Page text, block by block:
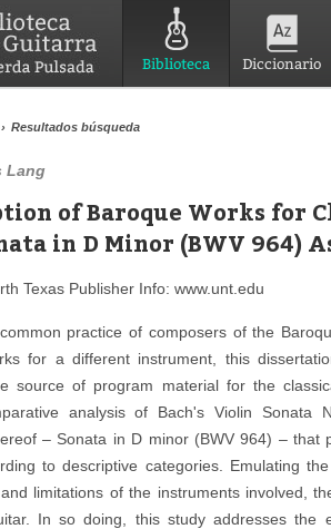
Biblioteca Diccionario
› Resultados búsqueda
Lang
of Baroque Works for
in D Minor (BWV 964)
Texas Publisher Info: www.unt.edu
practice of composers of the
for a different instrument, this
source of program material for the
analysis of Bach's Violin Sonata
– Sonata in D minor (BWV 964) – that
to descriptive categories. Emulating
limitations of the instruments involved,
In so doing, this study addresses the